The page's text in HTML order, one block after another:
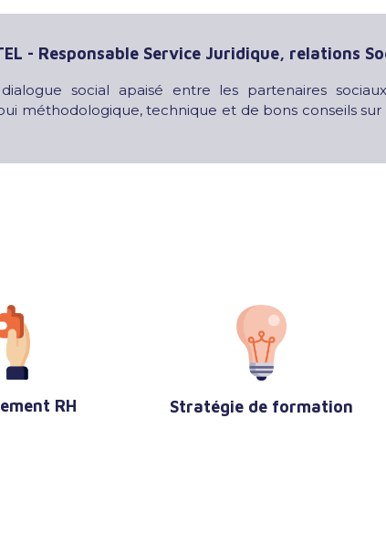
- Responsable Service Juridique, relations
social apaisé entre les partenaires
méthodologique, technique et de bons conseils sur
RH Stratégie de formation